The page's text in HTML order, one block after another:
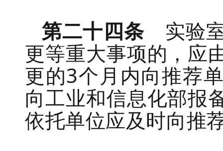
第二十四条
实验
更等重大事项的， 应
更的3个月内向推荐
向工业和信息化部报
依托单位应及时向推